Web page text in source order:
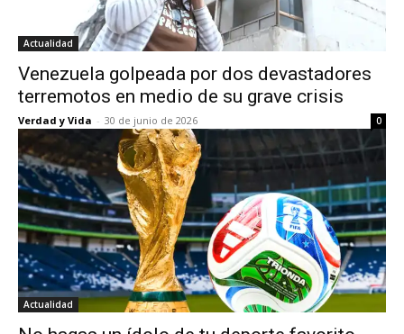
Actualidad
Venezuela golpeada por dos devastadores
terremotos en medio de su grave crisis
Verdad y Vida - 30 de junio de 2026 0
Actualidad